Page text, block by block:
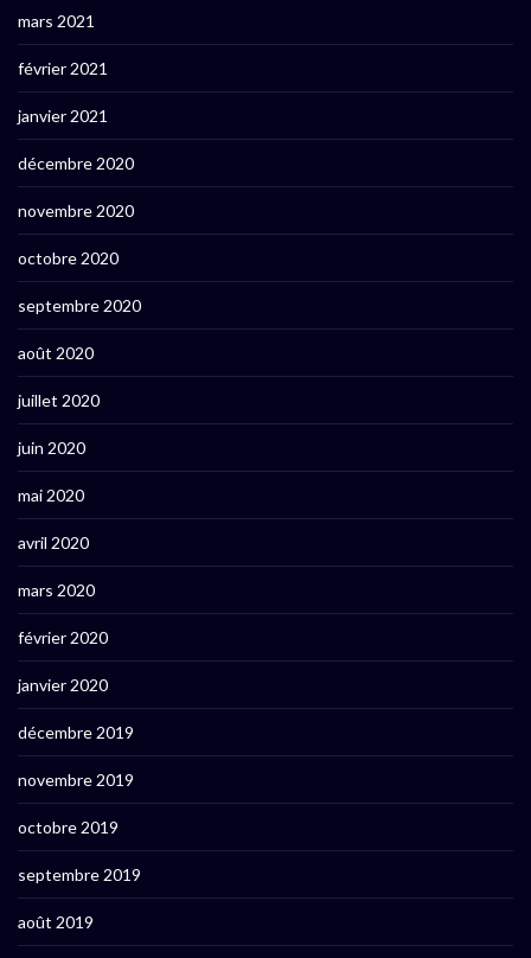
mars 2021
février 2021
janvier 2021
décembre 2020
novembre 2020
octobre 2020
septembre 2020
août 2020
juillet 2020
juin 2020
mai 2020
avril 2020
mars 2020
février 2020
janvier 2020
décembre 2019
novembre 2019
octobre 2019
septembre 2019
août 2019